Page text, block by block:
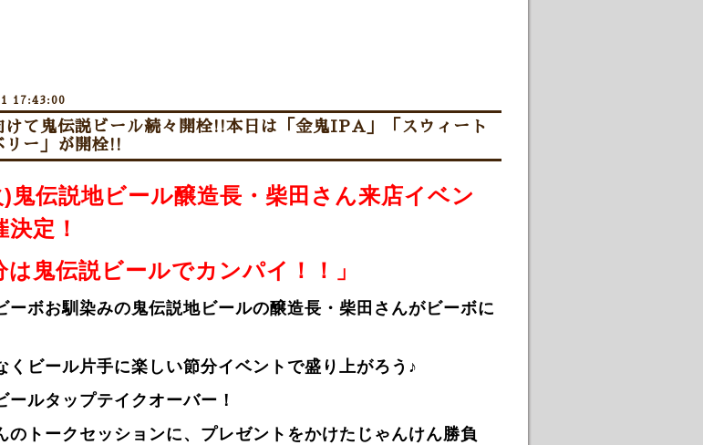
17:43:00
けて鬼伝説ビール続々開栓!!本日は「金鬼IPA」「スウィート
リー」が開栓!!
鬼伝説地ビール醸造長・柴田さん来店イベン
決定！
は鬼伝説ビールでカンパイ！！
」
ーボお馴染みの鬼伝説地ビールの醸造長・柴田さんがビーボに
くビール片手に楽しい節分イベントで盛り上がろう♪
ールタップテイクオーバー！
のトークセッションに、プレゼントをかけたじゃんけん勝負